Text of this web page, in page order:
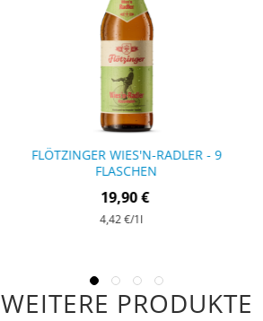
FLÖTZINGER WIES'N-RADLER - 9
FLASCHEN
19,90 €
4,42 €/1l
WEITERE PRODUKTE